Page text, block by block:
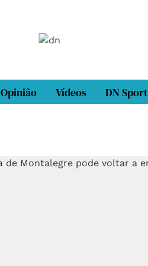
Opinião Vídeos DN Sport